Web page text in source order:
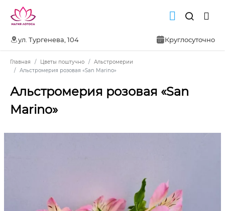
ул. Тургенева, 104 Круглосуточно
Главная Цветы поштучно
Альстромерии
Альстромерия розовая «San Marino»
Альстромерия розовая «San
Marino»